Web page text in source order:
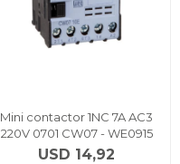
Mini contactor 1NC 7A AC3
220V 0701 CW07 - WE0915
USD 14,92